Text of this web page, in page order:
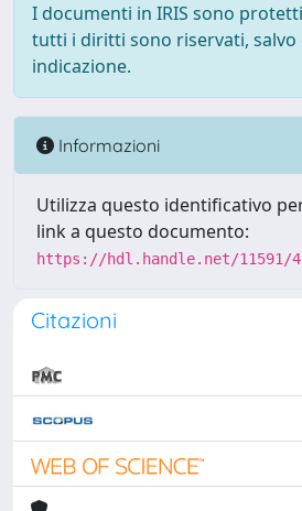
I documenti in IRIS sono
tutti i diritti sono riservati, salvo
indicazione.
Informazioni
Utilizza questo identificativo
link a questo documento:
https://hdl.handle.net/11591/
Citazioni